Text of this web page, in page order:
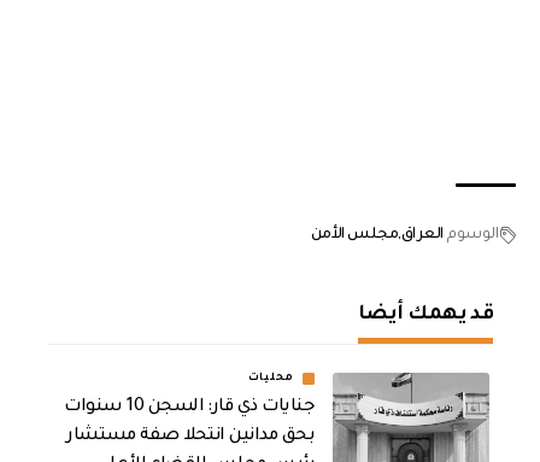
الوسوم العراقمجلس الأمن
قد يهمك أيضا
محليات
جنايات ذي قار: السجن 10 سنوات
بحق مدانين انتحلا صفة مستشار